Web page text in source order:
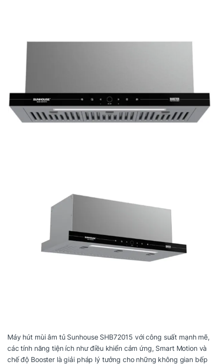
Máy hút mùi âm tủ Sunhouse SHB72015 với công suất mạnh mẽ,
các tính năng tiện ích như điều khiển cảm ứng, Smart Motion và
chế độ Booster là giải pháp lý tưởng cho những không gian bếp